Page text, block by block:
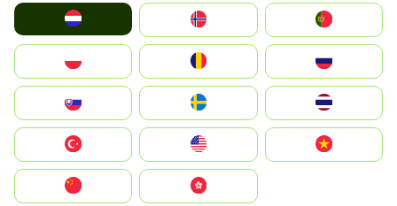
United States
中國香港特別行政區